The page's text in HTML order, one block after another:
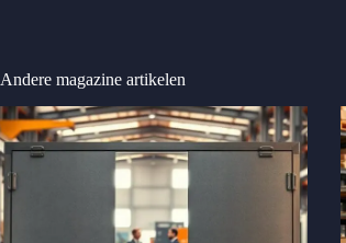
Andere magazine artikelen